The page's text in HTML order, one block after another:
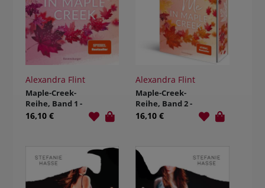
Alexandra Flint
Maple-Creek-
Reihe, Band 1 -
Meet Me in
16,10 €
Alexandra Flint
Maple-Creek-
Reihe, Band 2 -
Save Me in
16,10 €